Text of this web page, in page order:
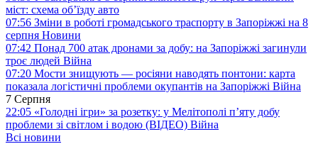
міст: схема об’їзду авто
07:56 Зміни в роботі громадського траспорту в Запоріжжі на 8
серпня Новини
07:42 Понад 700 атак дронами за добу: на Запоріжжі загинули
троє людей Війна
07:20 Мости знищують — росіяни наводять понтони: карта
показала логістичні проблеми окупантів на Запоріжжі Війна
7 Серпня
22:05 «Голодні ігри» за розетку: у Мелітополі п’яту добу
проблеми зі світлом і водою (ВІДЕО) Війна
Всі новини